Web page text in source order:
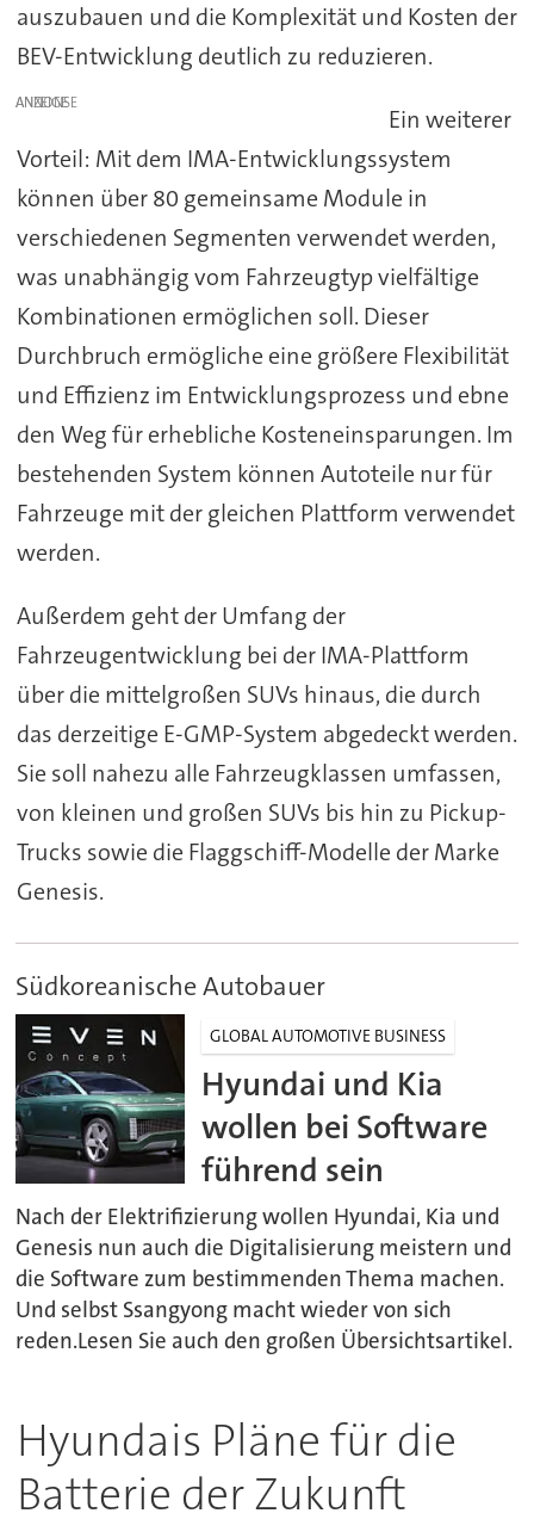
auszubauen und die Komplexität und Kosten der
BEV-Entwicklung deutlich zu reduzieren.
ANZEIGE
Ein weiterer
Vorteil: Mit dem IMA-Entwicklungssystem
können über 80 gemeinsame Module in
verschiedenen Segmenten verwendet werden,
was unabhängig vom Fahrzeugtyp vielfältige
Kombinationen ermöglichen soll. Dieser
Durchbruch ermögliche eine größere Flexibilität
und Effizienz im Entwicklungsprozess und ebne
den Weg für erhebliche Kosteneinsparungen. Im
bestehenden System können Autoteile nur für
Fahrzeuge mit der gleichen Plattform verwendet
werden.
Außerdem geht der Umfang der
Fahrzeugentwicklung bei der IMA-Plattform
über die mittelgroßen SUVs hinaus, die durch
das derzeitige E-GMP-System abgedeckt werden.
Sie soll nahezu alle Fahrzeugklassen umfassen,
von kleinen und großen SUVs bis hin zu Pickup-
Trucks sowie die Flaggschiff-Modelle der Marke
Genesis.
Südkoreanische Autobauer
GLOBAL AUTOMOTIVE BUSINESS
Hyundai und Kia
wollen bei Software
führend sein
Nach der Elektrifizierung wollen Hyundai, Kia und
Genesis nun auch die Digitalisierung meistern und
die Software zum bestimmenden Thema machen.
Und selbst Ssangyong macht wieder von sich
reden.Lesen Sie auch den großen Übersichtsartikel.
Hyundais Pläne für die
Batterie der Zukunft